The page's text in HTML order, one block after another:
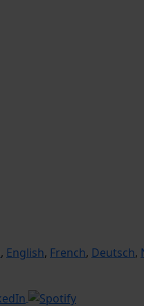
, English, French, Deutsch,